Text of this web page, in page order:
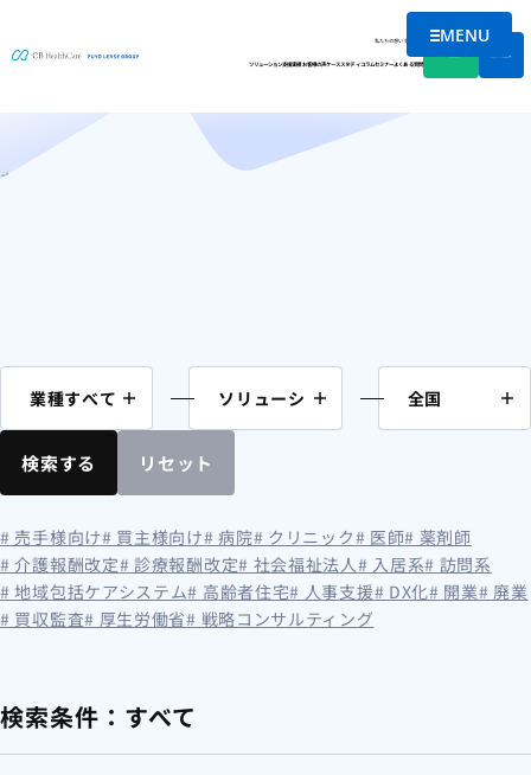
メニュー
MENU
私たちの想い会社情報
ソリューション支援実績お客様の声ケーススタディコラムセミナーよくある質問
コラム
ホーム
検索する リセット
# 売手様向け# 買主様向け# 病院# クリニック# 医師# 薬剤師
# 介護報酬改定# 診療報酬改定# 社会福祉法人# 入居系# 訪問系
# 地域包括ケアシステム# 高齢者住宅# 人事支援# DX化# 開業# 廃業
# 買収監査# 厚生労働省# 戦略コンサルティング
検索条件： すべて